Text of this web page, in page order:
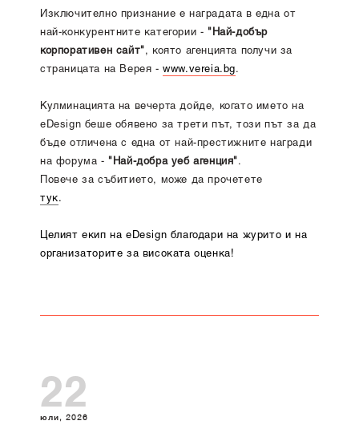
Изключително признание е наградата в една от
най-конкурентните категории - "Най-добър
корпоративен сайт", която агенцията получи за
страницата на Верея -www.vereia.bg.
Кулминацията на вечерта дойде, когато името на
eDesign беше обявено за трети път, този път за да
бъде отличена с една от най-престижните награди
на форума - "Най-добра уеб агенция".
Повече за събитието, може да прочетете
тук.
Целият екип на eDesign благодари на журито и на
организаторите за високата оценка!
22
юли, 2026